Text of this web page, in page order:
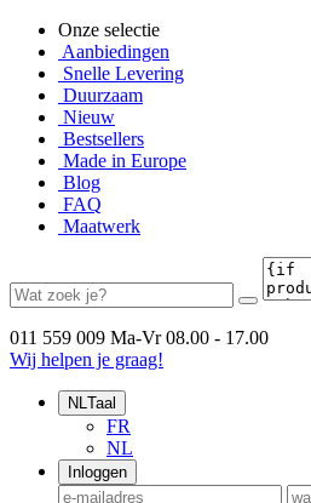
Onze selectie
Aanbiedingen
Snelle Levering
Duurzaam
Nieuw
Bestsellers
Made in Europe
Blog
FAQ
Maatwerk
011 559 009 Ma-Vr 08.00 - 17.00
Wij helpen je graag!
NLTaal
FR
NL
Inloggen